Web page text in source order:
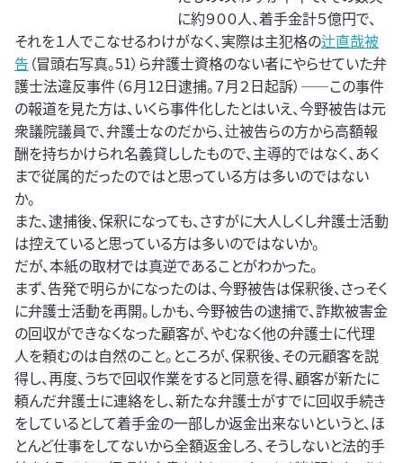
に約９００人、着手金計５億円で、
それを１人でこなせるわけがなく、実際は主犯格の辻直哉被
告 （冒頭右写真。51）ら弁護士資格のない者にやらせていた弁
護士法違反事件（６月12日逮捕。７月２日起訴）――この事件
の報道を見た方は、いくら事件化したとはいえ、今野被告は元
衆議院議員で、弁護士なのだから、辻被告らの方から高額報
酬を持ちかけられ名義貸ししたもので、主導的ではなく、あく
まで従属的だったのではと思っている方は多いのではない
か。
また、逮捕後、保釈になっても、さすがに大人しくし弁護士活動
は控えていると思っている方は多いのではないか。
だが、本紙の取材では真逆であることがわかった。
まず、告発で明らかになったのは、今野被告は保釈後、さっそく
に弁護士活動を再開。しかも、今野被告の逮捕で、詐欺被害金
の回収ができなくなった顧客が、やむなく他の弁護士に代理
人を頼むのは自然のこと。ところが、保釈後、その元顧客を説
得し、再度、うちで回収作業をすると同意を得、顧客が新たに
頼んだ弁護士に連絡をし、新たな弁護士がすでに回収手続き
をしているとして着手金の一部しか返金出来ないというと、ほ
とんど仕事をしてないから全額返金しろ、そうしないと法的手